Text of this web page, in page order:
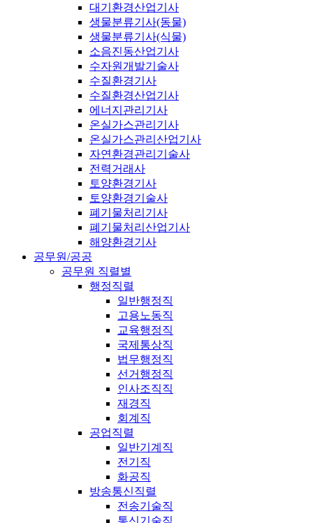
대기환경산업기사
생물분류기사(동물)
생물분류기사(식물)
소음진동산업기사
수자원개발기술사
수질환경기사
수질환경산업기사
에너지관리기사
온실가스관리기사
온실가스관리산업기사
자연환경관리기술사
전력거래사
토양환경기사
토양환경기술사
폐기물처리기사
폐기물처리산업기사
해양환경기사
공무원/공공
공무원 직렬별
행정직렬
일반행정직
고용노동직
교육행정직
국제통상직
법무행정직
선거행정직
인사조직직
재경직
회계직
공업직렬
일반기계직
전기직
화공직
방송통신직렬
전송기술직
통신기술직